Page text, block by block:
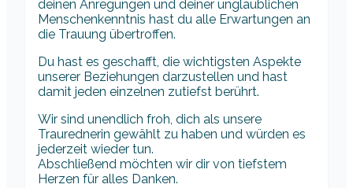
deinen Anregungen und deiner unglaublichen
Menschenkenntnis hast du alle Erwartungen an
die Trauung übertroffen.
Du hast es geschafft, die wichtigsten Aspekte
unserer Beziehungen darzustellen und hast
damit jeden einzelnen zutiefst berührt.
Wir sind unendlich froh, dich als unsere
Traurednerin gewählt zu haben und würden es
jederzeit wieder tun.
Abschließend möchten wir dir von tiefstem
Herzen für alles Danken.